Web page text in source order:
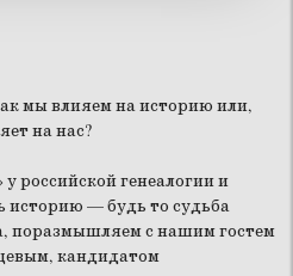
мы влияем на историю или,
на нас?
российской генеалогии и
историю — будь то судьба
поразмышляем с нашим гостем
кандидатом